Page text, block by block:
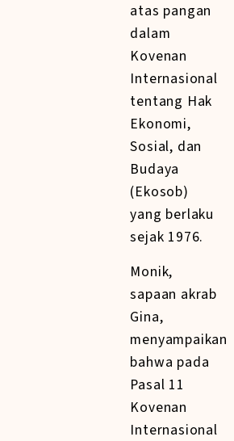
atas pangan
dalam
Kovenan
Internasional
tentang Hak
Ekonomi,
Sosial, dan
Budaya
(Ekosob)
yang berlaku
sejak 1976.
Monik,
sapaan akrab
Gina,
menyampaikan
bahwa pada
Pasal 11
Kovenan
Internasional